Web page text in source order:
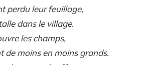
perdu leur feuillage,
dans le village.
les champs,
de moins en moins grands.